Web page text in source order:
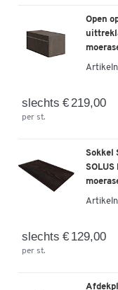
Vast
€ 729,00
Open
slechts € 219,00
per st.
Sokkel
slechts € 129,00
per st.